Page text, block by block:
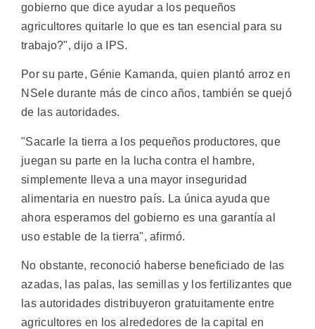
gobierno que dice ayudar a los pequeños
agricultores quitarle lo que es tan esencial para su
trabajo?", dijo a IPS.
Por su parte, Génie Kamanda, quien plantó arroz en
NSele durante más de cinco años, también se quejó
de las autoridades.
"Sacarle la tierra a los pequeños productores, que
juegan su parte en la lucha contra el hambre,
simplemente lleva a una mayor inseguridad
alimentaria en nuestro país. La única ayuda que
ahora esperamos del gobierno es una garantía al
uso estable de la tierra", afirmó.
No obstante, reconoció haberse beneficiado de las
azadas, las palas, las semillas y los fertilizantes que
las autoridades distribuyeron gratuitamente entre
agricultores en los alrededores de la capital en